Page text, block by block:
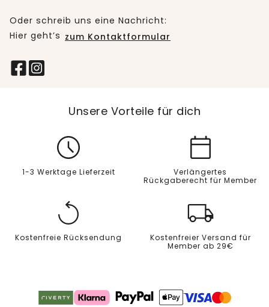
Oder schreib uns eine Nachricht:
Hier geht’s zum Kontaktformular
Unsere Vorteile für dich
1-3 Werktage Lieferzeit
Verlängertes
Rückgaberecht für Member
Kostenfreie Rücksendung
Kostenfreier Versand für
Member ab 29€